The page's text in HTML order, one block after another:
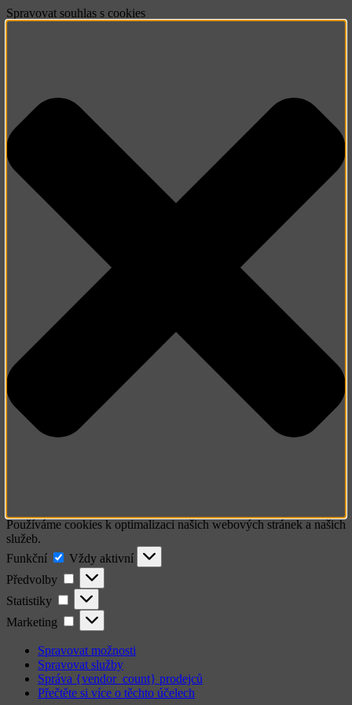
Spravovat souhlas s cookies
Používáme cookies k optimalizaci našich webových stránek a našich
služeb.
Funkční
Funkční
Vždy aktivní
Předvolby
Předvolby
Statistiky Statistiky
Marketing Marketing
Spravovat možnosti
Spravovat služby
Správa {vendor_count} prodejců
Přečtěte si více o těchto účelech